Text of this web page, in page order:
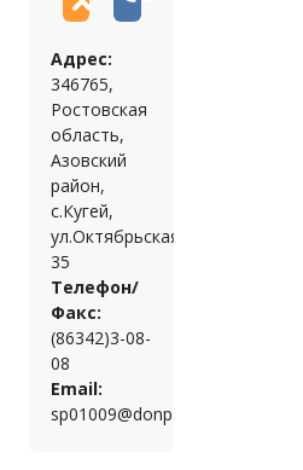
Адрес:
346765,
Ростовская
область,
Азовский
район,
с.Кугей,
ул.Октябрьская,
35
Телефон/
Факс:
(86342)3-08-
08
Email:
sp01009@donpac.ru